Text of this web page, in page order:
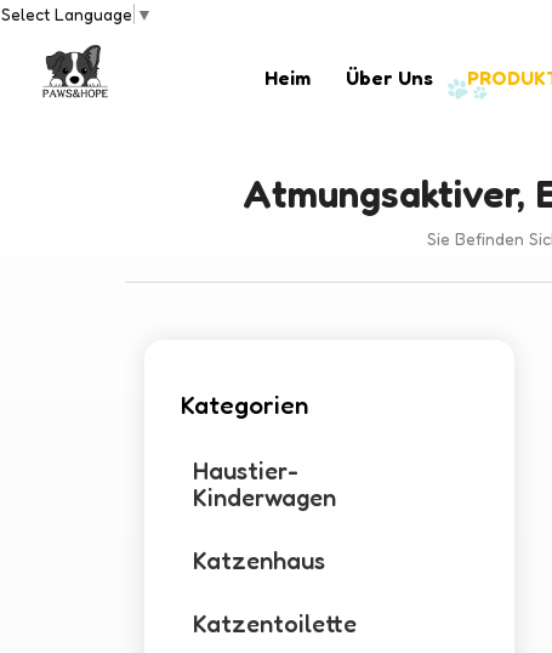
Select Language ▼
Heim Über Uns
Atmungsaktiver,
Sie Befinden
Kategorien
Haustier-
Kinderwagen
Katzenhaus
Katzentoilette